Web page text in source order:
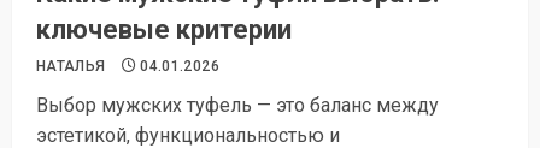
ключевые критерии
НАТАЛЬЯ 04.01.2026
Выбор мужских туфель — это баланс между
эстетикой, функциональностью и